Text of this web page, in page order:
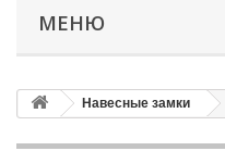
МЕНЮ
Навесные замки